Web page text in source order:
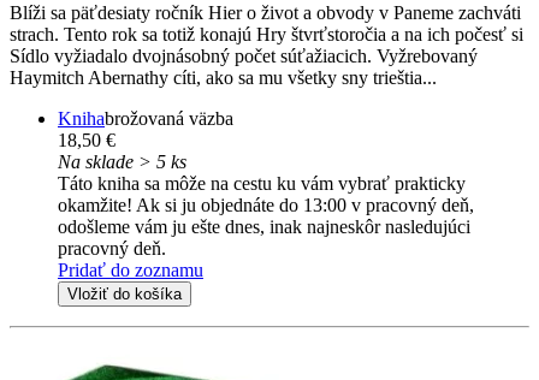
Blíži sa päťdesiaty ročník Hier o život a obvody v Paneme zachváti
strach. Tento rok sa totiž konajú Hry štvrťstoročia a na ich počesť si
Sídlo vyžiadalo dvojnásobný počet súťažiacich. Vyžrebovaný
Haymitch Abernathy cíti, ako sa mu všetky sny trieštia...
Knihabrožovaná väzba
18,50 €
Na sklade > 5 ks
Táto kniha sa môže na cestu ku vám vybrať prakticky
okamžite! Ak si ju objednáte do 13:00 v pracovný deň,
odošleme vám ju ešte dnes, inak najneskôr nasledujúci
pracovný deň.
Pridať do zoznamu
Vložiť do košíka